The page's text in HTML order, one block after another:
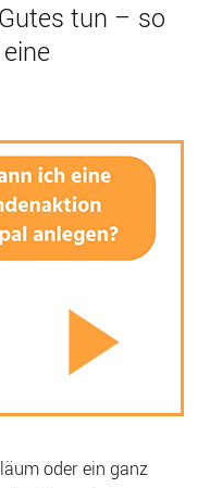
tun – so
oder ein ganz